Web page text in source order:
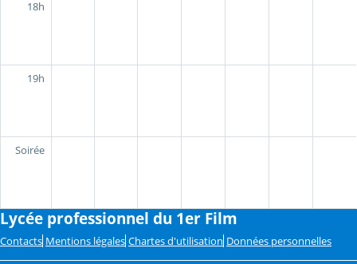
18h
19h
Soirée
Lycée professionnel du 1er Film
Contacts Mentions légales Chartes d'utilisation Données personnelles